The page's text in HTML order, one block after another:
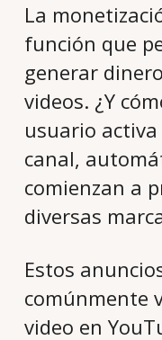
La
función que
generar
videos. ¿Y
usuario
canal,
comienzan a
diversas
Estos
comúnmente
video en